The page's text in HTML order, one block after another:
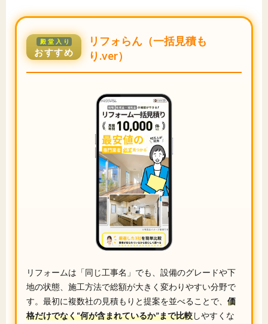
殿堂入り
おすすめ
リフォらん（一括見積も
り.ver）
リフォームは「同じ工事名」でも、設備のグレードや下
地の状態、施工方法で総額が大きく変わりやすい分野で
す。最初に複数社の見積もりと提案を並べることで、 価
格だけでなく“何が含まれているか”まで比較しやすくな